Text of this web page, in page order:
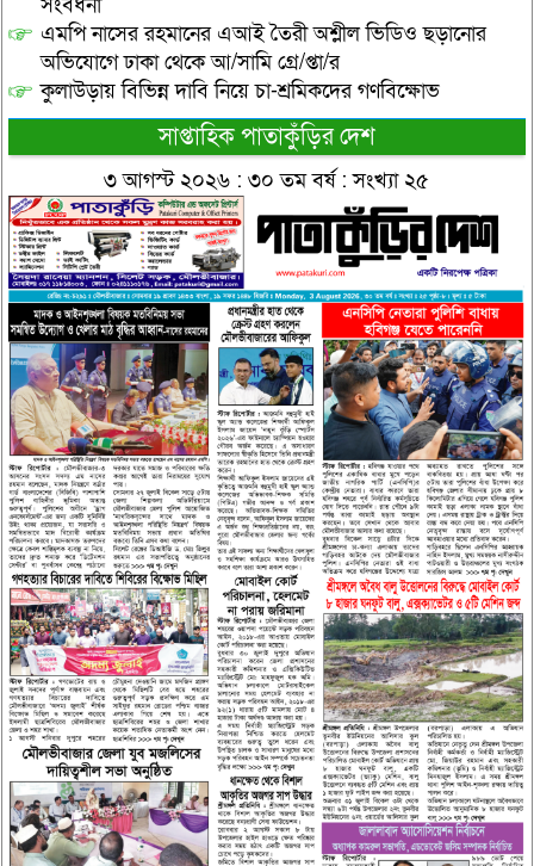
এমপি নাসের রহমানের এআই তৈরী অশ্লীল ভিডিও ছড়ানোর
অভিযোগে ঢাকা থেকে আ/সামি গ্রে/প্তা/র
কুলাউড়ায় বিভিন্ন দাবি নিয়ে চা-শ্রমিকদের গণবিক্ষোভ
সাপ্তাহিক পাতাকুঁড়ির দেশ
৩ আগস্ট ২০২৬ : ৩০ তম বর্ষ : সংখ্যা ২৫